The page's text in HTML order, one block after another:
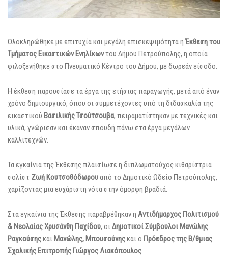
Ολοκληρώθηκε με επιτυχία και μεγάλη επισκεψιμότητα ηΈκθεσητου
Τμήματος Εικαστικών Ενηλίκωντου Δήμου Πετρούπολης, η οποία
φιλοξενήθηκε στο Πνευματικό Κέντρο του Δήμου, με δωρεάν είσοδο.
Η έκθεση παρουσίασε τα έργα της ετήσιας παραγωγής, μετά από έναν
χρόνο δημιουργικό, όπου οι συμμετέχοντες υπό τη διδασκαλία της
εικαστικού Βασιλικής Τσούτσουβα, πειραματίστηκαν με τεχνικές και
υλικά, γνώρισαν και έκαναν σπουδή πάνω στα έργα μεγάλων
καλλιτεχνών.
Τα εγκαίνια της Έκθεσης πλαισίωσε η διπλωματούχος κιθαρίστρια
σολίστ Ζωή Κουτσοθόδωρουαπό το Δημοτικό Ωδείο Πετρούπολης,
χαρίζοντας μια ευχάριστη νότα στην όμορφη βραδιά.
Στα εγκαίνια της Έκθεσης παραβρέθηκαν η Αντιδήμαρχος Πολιτισμού
& Νεολαίας Χρυσάνθη Παχίδου, οιΔημοτικοί Σύμβουλοι Μανώλης
Ραγκούσηςκαι Μανώλης, Μπουσούνηςκαι ο Πρόεδρος της Β/θμιας
Σχολικής Επιτροπής Γιώργος Λιακόπουλος.